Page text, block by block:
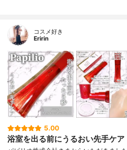
コスメ好き
Eririn
5.00
浴室を出る前にうるおい先手ケア